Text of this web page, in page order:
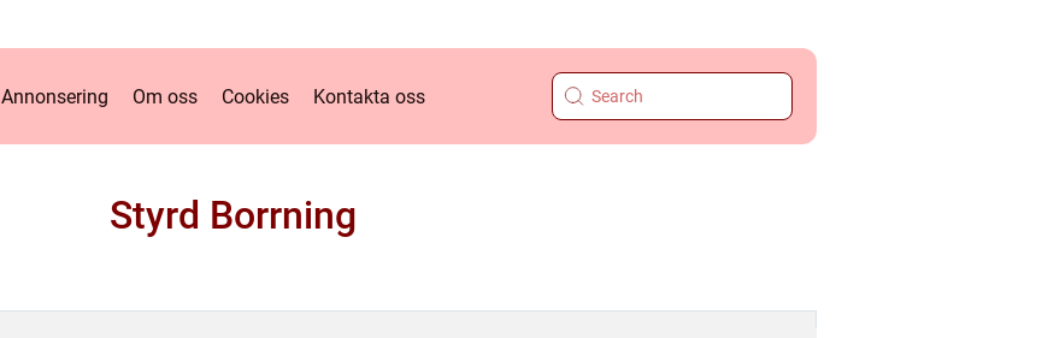
Annonsering Om oss Cookies Kontakta oss
Styrd Borrning